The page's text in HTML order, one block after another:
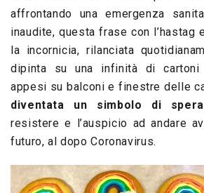
affrontando una emergenza
inaudite, questa frase con l’hastag
la incornicia, rilanciata
dipinta su una infinità di
appesi su balconi e finestre delle
diventata un simbolo di
resistere e l’auspicio ad andare
futuro, al dopo Coronavirus.